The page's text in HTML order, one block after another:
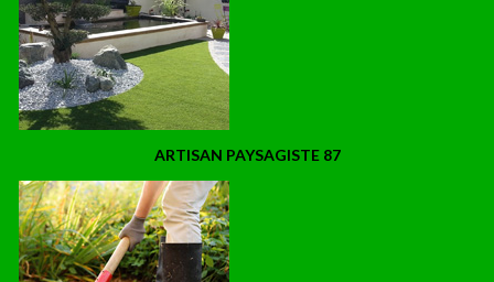
ARTISAN PAYSAGISTE 87